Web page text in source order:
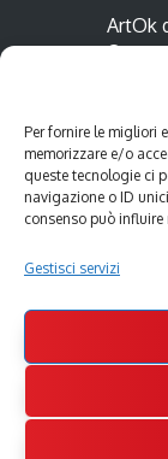
Per fornire le migliori
memorizzare e/o
queste tecnologie ci
navigazione o ID
consenso può
Gestisci servizi
ArtOk
Italia
Tel.: